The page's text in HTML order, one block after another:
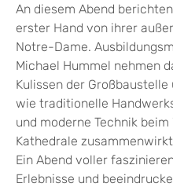
An diesem Abend
erster Hand von ihrer
Notre-Dame.
Michael Hummel nehmen
Kulissen der
wie traditionelle
und moderne Technik
Kathedrale
Ein Abend voller
Erlebnisse und